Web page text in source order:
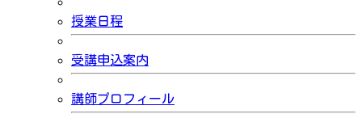
授業日程
受講申込案内
講師プロフィール